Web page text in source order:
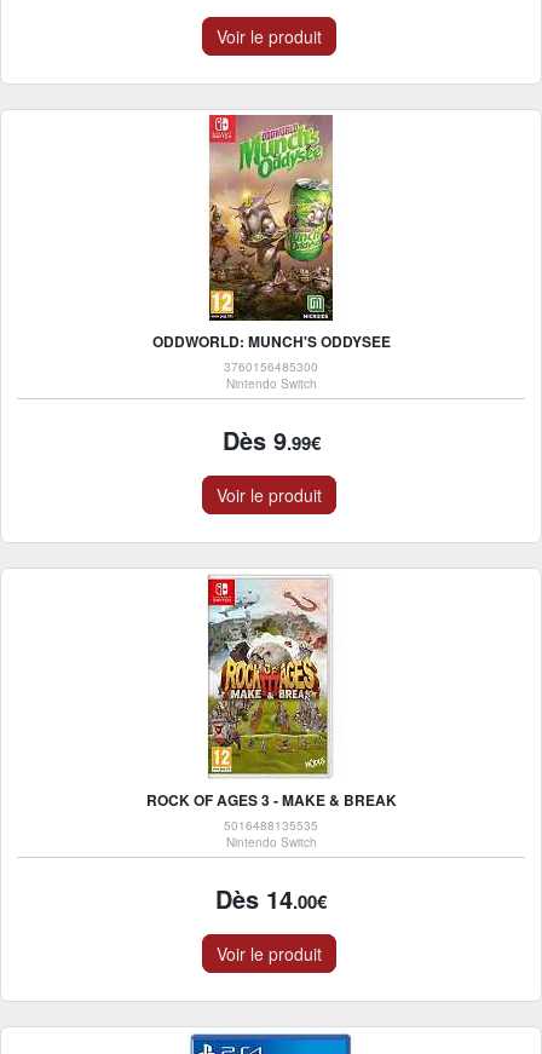
Voir le produit
ODDWORLD: MUNCH'S ODDYSEE
3760156485300
Nintendo Switch
Dès 9.99€
Voir le produit
ROCK OF AGES 3 - MAKE & BREAK
5016488135535
Nintendo Switch
Dès 14.00€
Voir le produit